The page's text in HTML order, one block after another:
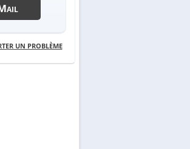
UN PROBLÈME